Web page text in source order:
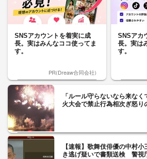
SNSアカウントを着実に成
長。実はみんなココ使ってま
す。
PR(Dreaw合同会社)
SNSアカ
長。実は
す。
「ルール守らないなら来な
火大会で禁止行為相次ぎ怒
【速報】歌舞伎俳優の中村
き逃げ疑いで書類送検 警視